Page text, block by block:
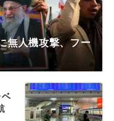
無人機攻撃、フー